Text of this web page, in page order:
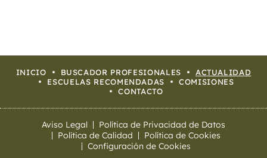
INICIO BUSCADOR PROFESIONALES
ACTUALIDAD
ESCUELAS RECOMENDADAS
COMISIONES
CONTACTO
Aviso Legal
Política de Privacidad de Datos
Política de Calidad
Política de Cookies
Configuración de Cookies